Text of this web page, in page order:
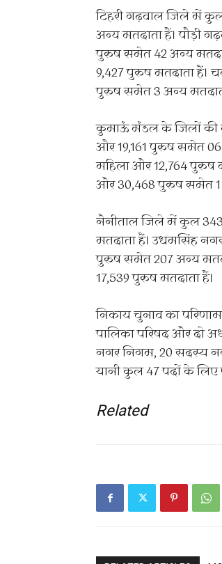
टिहरी गढ़वाल जिले में
अन्य मतदाता हैं। पौड़ी
पुरुष समेत 42 अन्य
9,427 पुरुष मतदाता हैं।
पुरुष समेत 3 अन्य
कुमाऊं मंडल के जिलों की
और 19,161 पुरुष समेत
महिला और 12,764 पुरुष
और 30,468 पुरुष समेत 1
नैनीताल जिले में कुल
मतदाता हैं। उधमसिंह
पुरुष समेत 207 अन्य
17,539 पुरुष मतदाता हैं।
निकाय चुनाव का
पालिका परिषद और दो
नगर निगम, 20 सदस्य
यानी कुल 47 पदों के लिए
Related